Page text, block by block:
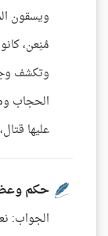
ويسقون
مُنِعن،
وتكشف
الحجاب
عليها
حكم
الجواب: